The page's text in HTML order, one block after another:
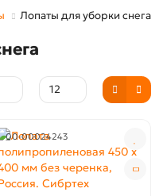
Лопаты для уборки снега
00-00024243